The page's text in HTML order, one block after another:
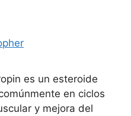
es un esteroide
en ciclos
y mejora del